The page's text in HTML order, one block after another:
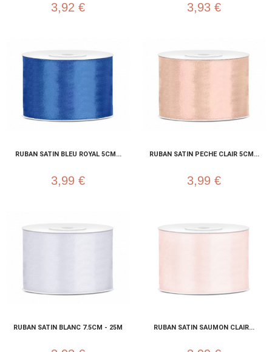
3,92 € 3,93 €
RUBAN SATIN BLEU ROYAL 5CM...
3,99 €
RUBAN SATIN PECHE CLAIR 5CM...
3,99 €
RUBAN SATIN BLANC 7.5CM - 25M RUBAN SATIN SAUMON CLAIR...